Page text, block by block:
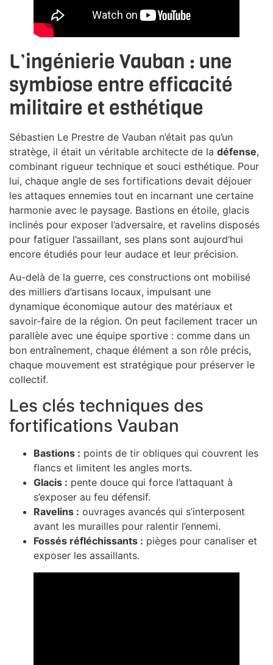
L’ingénierie Vauban : une
symbiose entre efficacité
militaire et esthétique
Sébastien Le Prestre de Vauban n’était pas qu’un
stratège, il était un véritable architecte de la défense,
combinant rigueur technique et souci esthétique. Pour
lui, chaque angle de ses fortifications devait déjouer
les attaques ennemies tout en incarnant une certaine
harmonie avec le paysage. Bastions en étoile, glacis
inclinés pour exposer l’adversaire, et ravelins disposés
pour fatiguer l’assaillant, ses plans sont aujourd’hui
encore étudiés pour leur audace et leur précision.
Au-delà de la guerre, ces constructions ont mobilisé
des milliers d’artisans locaux, impulsant une
dynamique économique autour des matériaux et
savoir-faire de la région. On peut facilement tracer un
parallèle avec une équipe sportive : comme dans un
bon entraînement, chaque élément a son rôle précis,
chaque mouvement est stratégique pour préserver le
collectif.
Les clés techniques des
fortifications Vauban
Bastions : points de tir obliques qui couvrent les
flancs et limitent les angles morts.
Glacis : pente douce qui force l’attaquant à
s’exposer au feu défensif.
Ravelins : ouvrages avancés qui s’interposent
avant les murailles pour ralentir l’ennemi.
Fossés réfléchissants : pièges pour canaliser et
exposer les assaillants.